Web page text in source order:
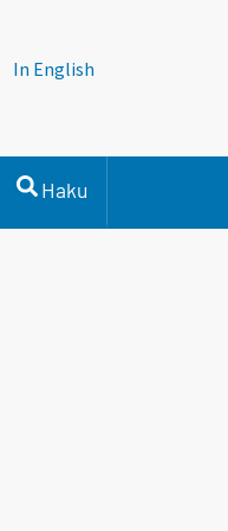
In English
Haku